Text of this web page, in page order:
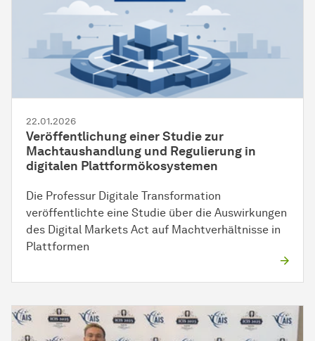
22.01.2026
Veröffentlichung einer Studie zur
Machtaushandlung und Regulierung in
digitalen Plattformökosystemen
Die Professur Digitale Transformation
veröffentlichte eine Studie über die Auswirkungen
des Digital Markets Act auf Machtverhältnisse in
Plattformen